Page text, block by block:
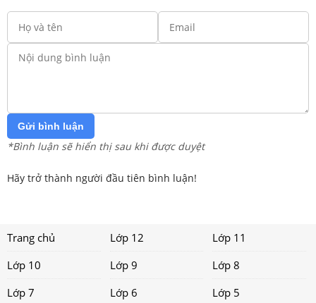
Gửi bình luận
*Bình luận sẽ hiển thị sau khi được duyệt
Hãy trở thành người đầu tiên bình luận!
Trang chủ Lớp 12
Lớp 11
Lớp 10
Lớp 9
Lớp 8
Lớp 7
Lớp 6
Lớp 5